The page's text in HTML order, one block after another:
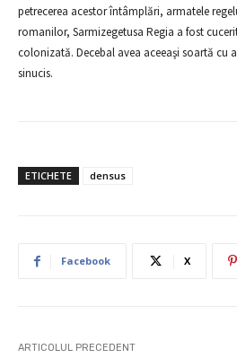
petrecerea acestor întâmplări, armatele
romanilor, Sarmizegetusa Regia a fost
colonizată. Decebal avea aceeaşi soartă cu
sinucis.
ETICHETE densus
Facebook X
ARTICOLUL PRECEDENT